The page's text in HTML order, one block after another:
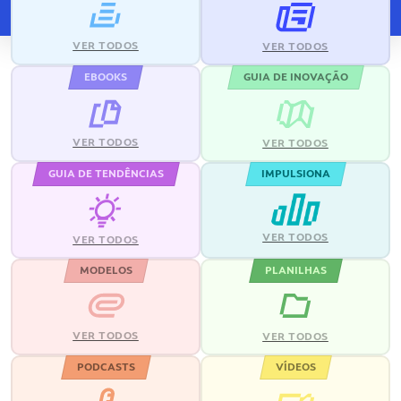
VER TODOS VER TODOS
EBOOKS
VER TODOS
GUIA DE INOVAÇÃO
VER TODOS
GUIA DE TENDÊNCIAS
VER TODOS
IMPULSIONA
VER TODOS
MODELOS
VER TODOS
PLANILHAS
VER TODOS
PODCASTS VÍDEOS